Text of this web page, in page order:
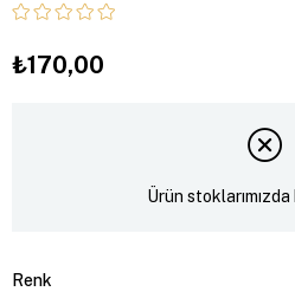
₺170,00
Ürün stoklarımızda
Renk